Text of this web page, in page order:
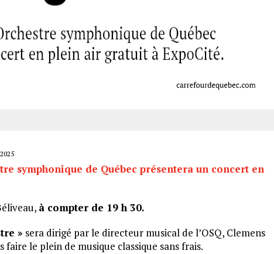
symphonique de Québec présentera un concert en
à compter de 19 h 30.
» sera dirigé par le directeur musical de l’OSQ, Clemens
le plein de musique classique sans frais.